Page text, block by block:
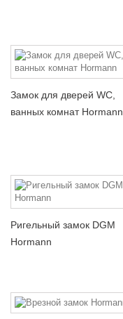
Замок для дверей WC,
ванных комнат Hormann
Ригельный замок DGM
Hormann